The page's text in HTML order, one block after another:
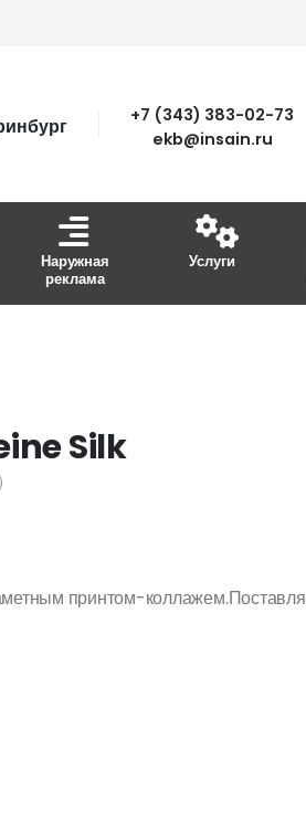
+7 (343) 383-02-73
ekb@insain.ru
Наружная
реклама
Услуги
Silk
принтом-